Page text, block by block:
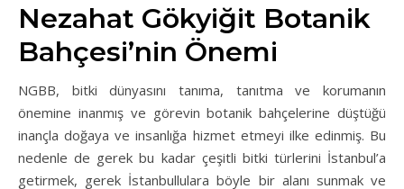
Nezahat Gökyiğit Botanik
Bahçesi’nin Önemi
NGBB, bitki dünyasını tanıma, tanıtma ve korumanın
önemine inanmış ve görevin botanik bahçelerine düştüğü
inançla doğaya ve insanlığa hizmet etmeyi ilke edinmiş. Bu
nedenle de gerek bu kadar çeşitli bitki türlerini İstanbul’a
getirmek, gerek İstanbullulara böyle bir alanı sunmak ve